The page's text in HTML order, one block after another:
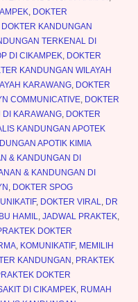
, DOKTER
DOKTER KANDUNGAN
TERKENAL DI
DI CIKAMPEK, DOKTER
KANDUNGAN WILAYAH
KARAWANG, DOKTER
COMMUNICATIVE, DOKTER
DI KARAWANG, DOKTER
KANDUNGAN APOTEK
APOTIK KIMIA
& KANDUNGAN DI
& KANDUNGAN DI
, DOKTER SPOG
, DOKTER VIRAL, DR
HAMIL, JADWAL PRAKTEK,
DOKTER
, KOMUNIKATIF, MEMILIH
KANDUNGAN, PRAKTEK
DOKTER
DI CIKAMPEK, RUMAH